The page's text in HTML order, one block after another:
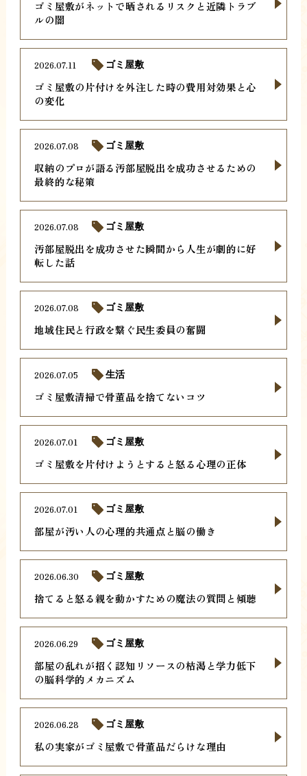
ゴミ屋敷がネットで晒されるリスクと近隣トラブ
ルの闇
ゴミ屋敷の片付けを外注した時の費用対効果と心
の変化
2026.07.11 ゴミ屋敷
収納のプロが語る汚部屋脱出を成功させるための
最終的な秘策
2026.07.08 ゴミ屋敷
汚部屋脱出を成功させた瞬間から人生が劇的に好
転した話
2026.07.08 ゴミ屋敷
地域住民と行政を繋ぐ民生委員の奮闘
2026.07.08 ゴミ屋敷
ゴミ屋敷清掃で骨董品を捨てないコツ
2026.07.05 生活
ゴミ屋敷を片付けようとすると怒る心理の正体
2026.07.01 ゴミ屋敷
部屋が汚い人の心理的共通点と脳の働き
2026.07.01 ゴミ屋敷
捨てると怒る親を動かすための魔法の質問と傾聴
2026.06.30 ゴミ屋敷
部屋の乱れが招く認知リソースの枯渇と学力低下
の脳科学的メカニズム
2026.06.29 ゴミ屋敷
私の実家がゴミ屋敷で骨董品だらけな理由
2026.06.28 ゴミ屋敷